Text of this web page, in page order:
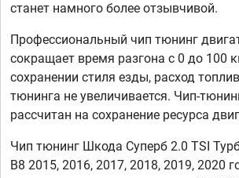
станет намного более отзывчивой.
Профессиональный чип тюнинг
сокращает время разгона с 0 до 100
сохранении стиля езды, расход
тюнинга не увеличивается. Чип-
рассчитан на сохранение ресурса
Чип тюнинг Шкода Суперб 2.0 TSI
B8 2015, 2016, 2017, 2018, 2019, 2020